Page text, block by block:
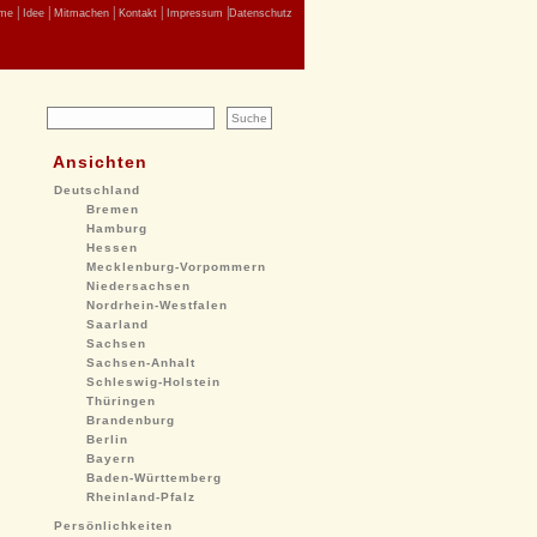
Idee Mitmachen Kontakt Impressum Datenschutz
Ansichten
Deutschland
Bremen
Hamburg
Hessen
Mecklenburg-Vorpommern
Niedersachsen
Nordrhein-Westfalen
Saarland
Sachsen
Sachsen-Anhalt
Schleswig-Holstein
Thüringen
Brandenburg
Berlin
Bayern
Baden-Württemberg
Rheinland-Pfalz
Persönlichkeiten